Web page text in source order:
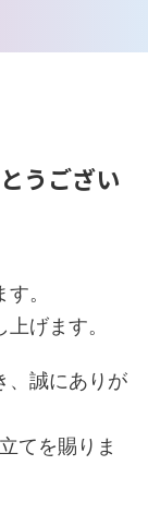
うござい
。
げます。
、誠にありが
てを賜りま